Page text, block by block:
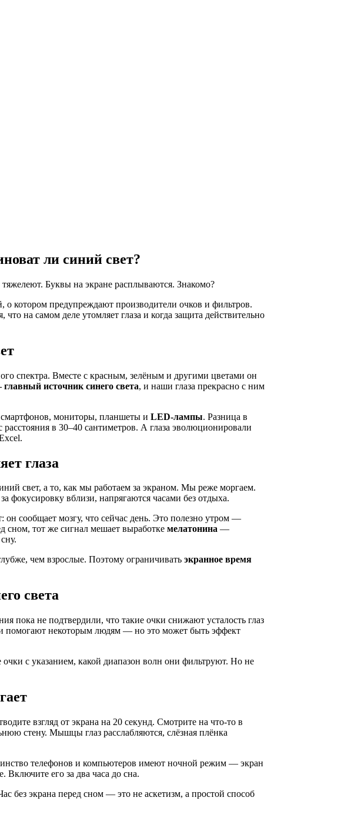
ли синий свет?
тяжелеют. Буквы на экране расплываются. Знакомо?
котором предупреждают производители очков и фильтров.
на самом деле утомляет глаза и когда защита действительно
спектра. Вместе с красным, зелёным и другими цветами он
источник синего света, и наши глаза прекрасно с ним
мониторы, планшеты и LED-лампы. Разница в
в 30–40 сантиметров. А глаза эволюционировали
глаза
свет, а то, как мы работаем за экраном. Мы реже моргаем.
вблизи, напрягаются часами без отдыха.
сообщает мозгу, что сейчас день. Это полезно утром —
сном, тот же сигнал мешает выработке мелатонина —
чем взрослые. Поэтому ограничивать экранное время
света
пока не подтвердили, что такие очки снижают усталость глаз
помогают некоторым людям — но это может быть эффект
с указанием, какой диапазон волн они фильтруют. Но не
взгляд от экрана на 20 секунд. Смотрите на что-то в
стену. Мышцы глаз расслабляются, слёзная плёнка
телефонов и компьютеров имеют ночной режим — экран
Включите его за два часа до сна.
без экрана перед сном — это не аскетизм, а простой способ